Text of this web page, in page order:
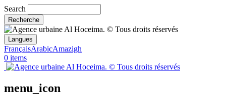
Search
Langues
FrançaisArabicAmazigh
0 items
menu_icon